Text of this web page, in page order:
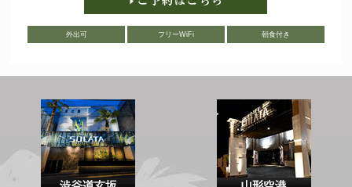
外出可 フリーWiFi 朝食付き